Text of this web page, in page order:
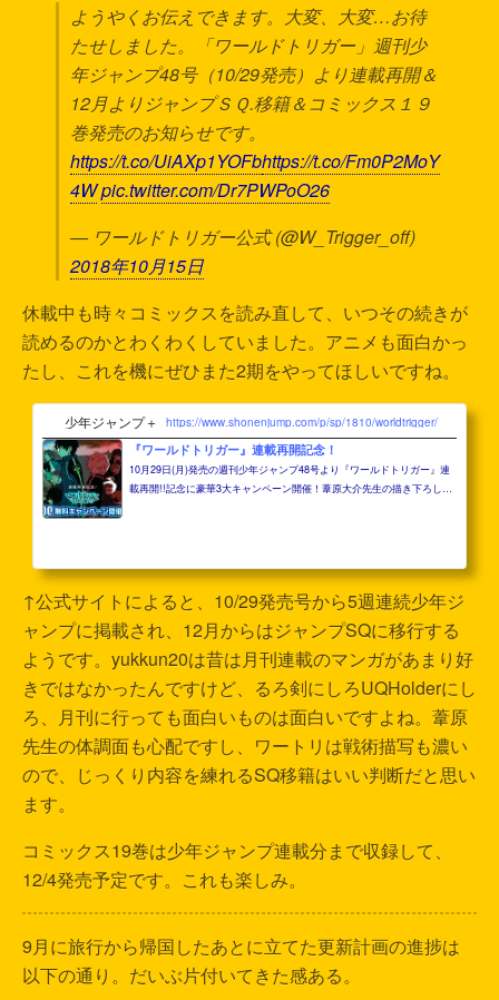
ようやくお伝えできます。大変、大変…お待
たせしました。「ワールドトリガー」週刊少
年ジャンプ48号（10/29発売）より連載再開＆
12月よりジャンプＳＱ.移籍＆コミックス１９
巻発売のお知らせです。
https://t.co/UiAXp1YOFbhttps://t.co/Fm0P2MoY
4Wpic.twitter.com/Dr7PWPoO26
— ワールドトリガー公式 (@W_Trigger_off)
2018年10月15日
休載中も時々コミックスを読み直して、いつその続きが
読めるのかとわくわくしていました。アニメも面白かっ
たし、これを機にぜひまた2期をやってほしいですね。
少年ジャンプ＋ https://www.shonenjump.com/p/sp/1810/worldtrigger/
『ワールドトリガー』連載再開記念！
10月29日(月)発売の週刊少年ジャンプ48号より『ワールドトリガー』連
載再開!!記念に豪華3大キャンペーン開催！葦原大介先生の描き下ろしイ
↑公式サイトによると、10/29発売号から5週連続少年ジ
ャンプに掲載され、12月からはジャンプSQに移行する
ようです。yukkun20は昔は月刊連載のマンガがあまり好
きではなかったんですけど、るろ剣にしろUQHolderにし
ろ、月刊に行っても面白いものは面白いですよね。葦原
先生の体調面も心配ですし、ワートリは戦術描写も濃い
ので、じっくり内容を練れるSQ移籍はいい判断だと思い
ます。
コミックス19巻は少年ジャンプ連載分まで収録して、
12/4発売予定です。これも楽しみ。
9月に旅行から帰国したあとに立てた更新計画の進捗は
以下の通り。だいぶ片付いてきた感ある。